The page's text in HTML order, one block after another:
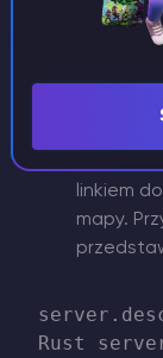
/
edytuj
linkiem
mapy.
Rust